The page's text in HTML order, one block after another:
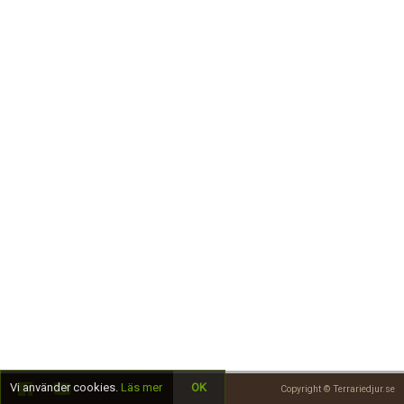
Copyright © Terrariedjur.se
Vi använder cookies. Läs mer OK